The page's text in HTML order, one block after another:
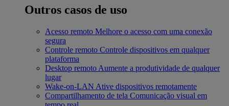
Outros casos de uso
Acesso remoto Melhore o acesso com uma conexão
segura
Controle remoto Controle dispositivos em qualquer
plataforma
Desktop remoto Aumente a produtividade de qualquer
lugar
Wake-on-LAN Ative dispositivos remotamente
Compartilhamento de tela Comunicação visual em